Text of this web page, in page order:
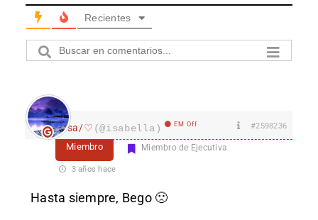
Recientes
Isa/♡ (@isabella) EM Off #2598236
Miembro Miembro de Ejecutiva
3 años hace
Hasta siempre, Bego 🙁